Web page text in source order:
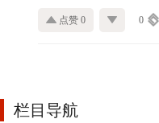
点赞 0 0
栏目导航